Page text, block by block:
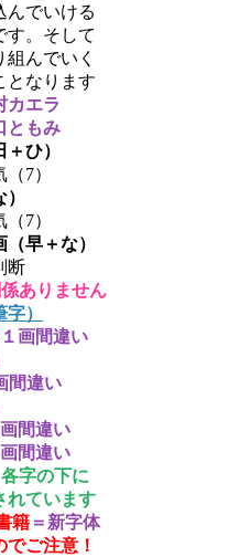
んでいける
す。そして
んでいく
となります
カエラ
ともみ
ひ）
7）
7）
早＋な）
断
ありません
）
画間違い
間違い
間違い
間違い
字の下に
れています
籍＝新字体
ご注意！